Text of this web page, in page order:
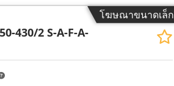
โฆษณาขนาดเล็ก
430/2 S-A-F-A-